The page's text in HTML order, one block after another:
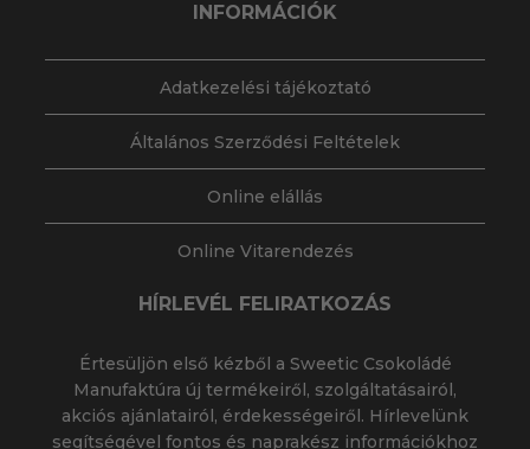
INFORMÁCIÓK
Adatkezelési tájékoztató
Általános Szerződési Feltételek
Online elállás
Online Vitarendezés
HÍRLEVÉL FELIRATKOZÁS
Értesüljön első kézből a Sweetic Csokoládé
Manufaktúra új termékeiről, szolgáltatásairól,
akciós ajánlatairól, érdekességeiről. Hírlevelünk
segítségével fontos és naprakész információkhoz